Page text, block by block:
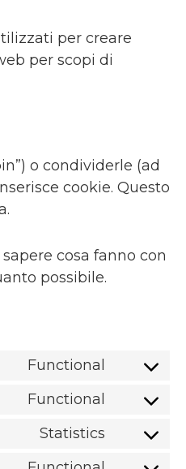
per creare
per scopi di
o condividerle (ad
cookie. Questo
cosa fanno con
possibile.
Functional
Consent
service
Functional
Consent
service
Statistics
Consent